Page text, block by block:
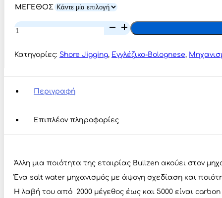
€160,00
Through
ΜΕΓΕΘΟΣ
Bullzen
Zantetsu
Salt
Water
Κατηγορίες: Shore Jigging, Εγγλέζικο-Bolognese,
Περιγραφή
Επιπλέον πληροφορίες
Άλλη μια ποιότητα της εταιρίας Bullzen ακούει στον
Ένα salt water μηχανισμός με άψογη σχεδίαση και
Η λαβή του από 2000 μέγεθος έως και 5000 είναι